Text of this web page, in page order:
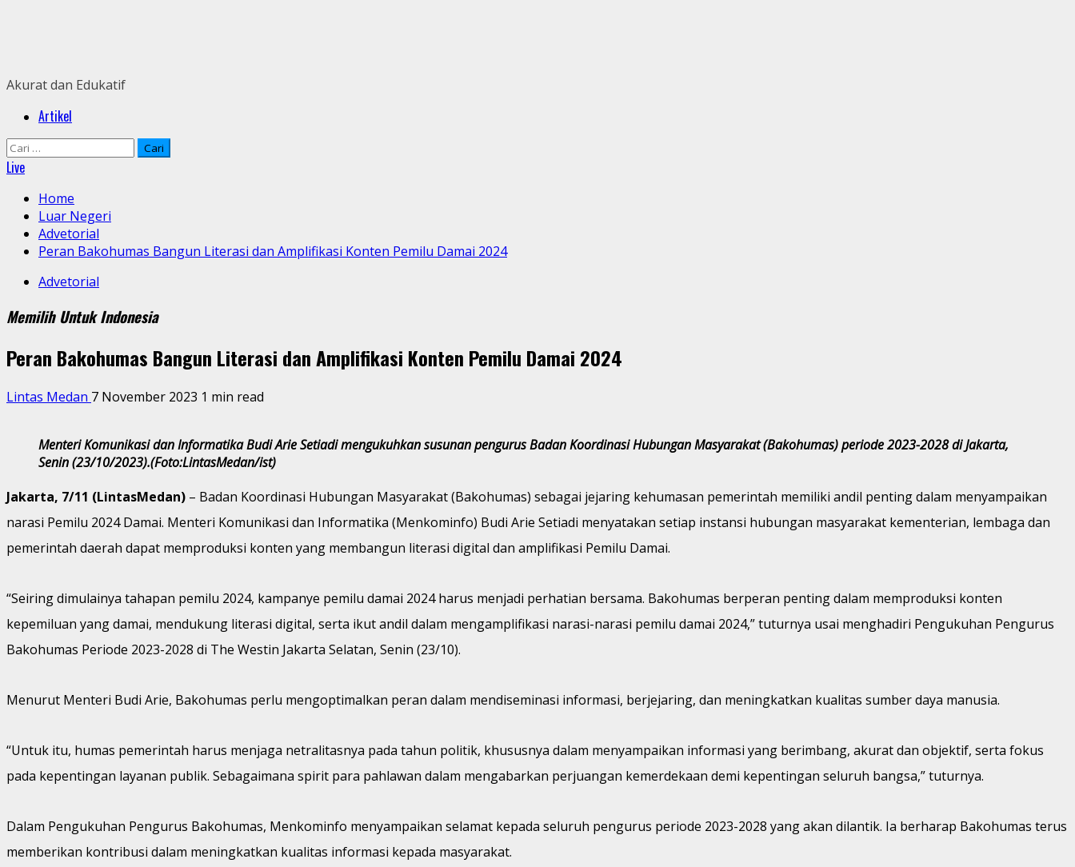
Akurat dan Edukatif
PrimaryArtikel
Cari
untuk:
Live
Home
Luar Negeri
Advetorial
Peran Bakohumas Bangun Literasi dan Amplifikasi Konten Pemilu Damai 2024
Advetorial
Memilih Untuk Indonesia
Peran Bakohumas Bangun Literasi dan Amplifikasi Konten Pemilu Damai 2024
Lintas Medan 7 November 2023 1 min read
Menteri Komunikasi dan Informatika Budi Arie Setiadi mengukuhkan susunan pengurus Badan Koordinasi Hubungan Masyarakat (Bakohumas) periode 2023-2028 di Jakarta,
Senin (23/10/2023).(Foto:LintasMedan/ist)
Jakarta, 7/11 (LintasMedan) – Badan Koordinasi Hubungan Masyarakat (Bakohumas) sebagai jejaring kehumasan pemerintah memiliki andil penting dalam menyampaikan
narasi Pemilu 2024 Damai. Menteri Komunikasi dan Informatika (Menkominfo) Budi Arie Setiadi menyatakan setiap instansi hubungan masyarakat kementerian, lembaga dan
pemerintah daerah dapat memproduksi konten yang membangun literasi digital dan amplifikasi Pemilu Damai.
“Seiring dimulainya tahapan pemilu 2024, kampanye pemilu damai 2024 harus menjadi perhatian bersama. Bakohumas berperan penting dalam memproduksi konten
kepemiluan yang damai, mendukung literasi digital, serta ikut andil dalam mengamplifikasi narasi-narasi pemilu damai 2024,” tuturnya usai menghadiri Pengukuhan Pengurus
Bakohumas Periode 2023-2028 di The Westin Jakarta Selatan, Senin (23/10).
Menurut Menteri Budi Arie, Bakohumas perlu mengoptimalkan peran dalam mendiseminasi informasi, berjejaring, dan meningkatkan kualitas sumber daya manusia.
“Untuk itu, humas pemerintah harus menjaga netralitasnya pada tahun politik, khususnya dalam menyampaikan informasi yang berimbang, akurat dan objektif, serta fokus
pada kepentingan layanan publik. Sebagaimana spirit para pahlawan dalam mengabarkan perjuangan kemerdekaan demi kepentingan seluruh bangsa,” tuturnya.
Dalam Pengukuhan Pengurus Bakohumas, Menkominfo menyampaikan selamat kepada seluruh pengurus periode 2023-2028 yang akan dilantik. Ia berharap Bakohumas terus
memberikan kontribusi dalam meningkatkan kualitas informasi kepada masyarakat.